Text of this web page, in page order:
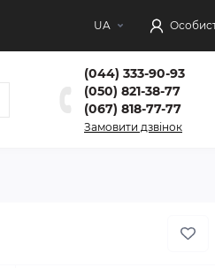
UA
(044) 333-90-93
(050) 821-38-77
(067) 818-77-77
Замовити дзвінок